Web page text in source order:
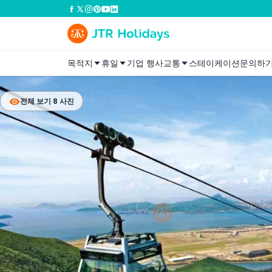
목적지 휴일 기업 행사교통 스테이케이션문의하
전체 보기 8 사진